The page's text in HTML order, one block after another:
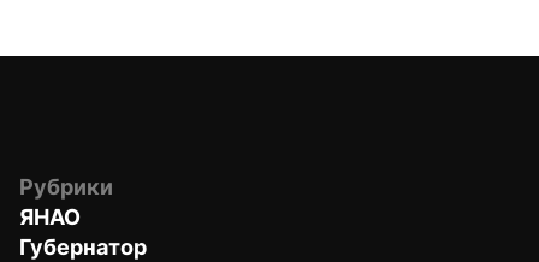
Рубрики
ЯНАО
Губернатор